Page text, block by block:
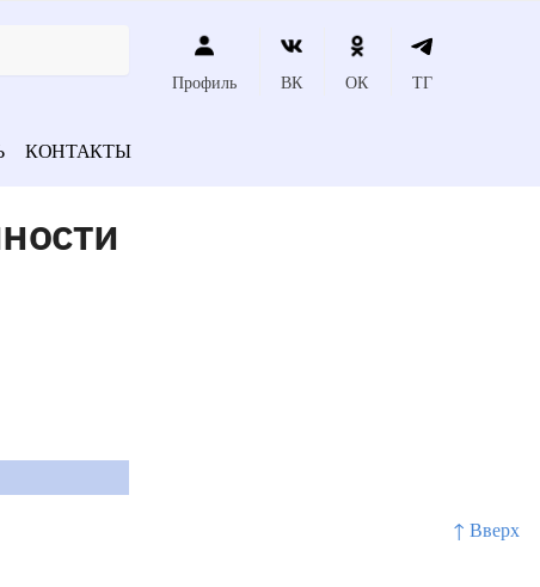
↑ Вверх
Профиль ВК ОК ТГ
КОНТАКТЫ